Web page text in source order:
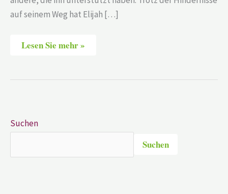
auf seinem Weg hat Elijah […]
Lesen Sie mehr »
Suchen
Suchen